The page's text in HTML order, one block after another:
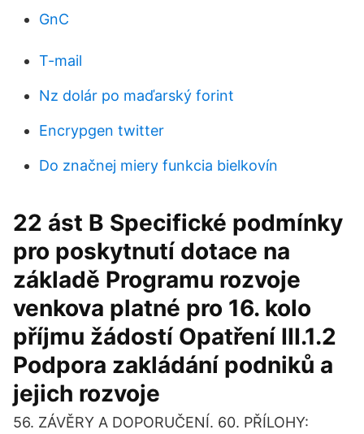
GnC
T-mail
Nz dolár po maďarský forint
Encrypgen twitter
Do značnej miery funkcia bielkovín
22 ást B Specifické podmínky
pro poskytnutí dotace na
základě Programu rozvoje
venkova platné pro 16. kolo
příjmu žádostí Opatření III.1.2
Podpora zakládání podniků a
jejich rozvoje
56. ZÁVĚRY A DOPORUČENÍ. 60. PŘÍLOHY: